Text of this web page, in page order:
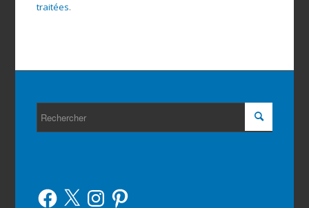
traitées.
Facebook
X InstagramPinterest